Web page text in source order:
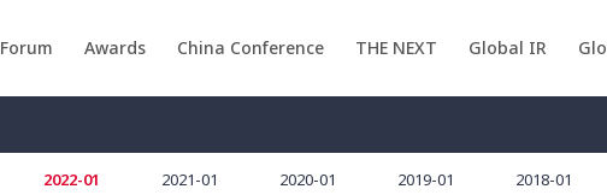
Forum Awards China Conference THE NEXT Global IR
2022-01 2021-01 2020-01 2019-01 2018-01